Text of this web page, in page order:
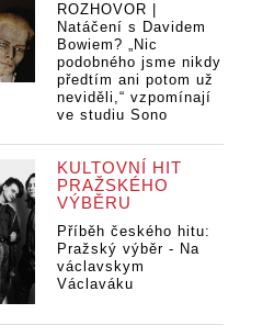
ROZHOVOR |
Natáčení s Davidem
Bowiem? „Nic
podobného jsme nikdy
předtím ani potom už
neviděli,“ vzpomínají
ve studiu Sono
KULTOVNÍ HIT
PRAŽSKÉHO
VÝBĚRU
Příběh českého hitu:
Pražský výběr - Na
václavskym
Václaváku